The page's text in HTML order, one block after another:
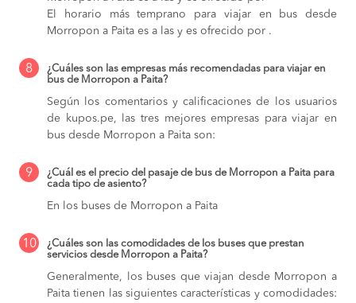
El horario más temprano para viajar en bus desde
Morropon a Paita es a las y es ofrecido por .
8
¿Cuáles son las empresas más recomendadas para viajar en
bus de Morropon a Paita?
Según los comentarios y calificaciones de los usuarios
de kupos.pe, las tres mejores empresas para viajar en
bus desde Morropon a Paita son:
9
¿Cuál es el precio del pasaje de bus de Morropon a Paita para
cada tipo de asiento?
En los buses de Morropon a Paita
10
¿Cuáles son las comodidades de los buses que prestan
servicios desde Morropon a Paita?
Generalmente, los buses que viajan desde Morropon a
Paita tienen las siguientes características y comodidades: